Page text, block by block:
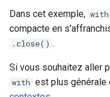
Dans cet exemple, with
compacte en
.close() .
Si vous souhaitez aller
with est plus générale